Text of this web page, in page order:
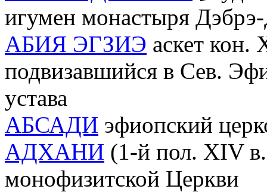
игумен монастыря
АБИЯ ЭГЗИЭ аскет
подвизавшийся в Сев.
устава
АБСАДИ эфиопский
АДХАНИ (1-й пол. XIV
монофизитской Церкви